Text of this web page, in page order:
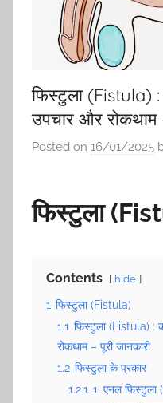
फिस्टुला (Fistula) :
उपचार और रोकथाम
Posted on 16/01/2025
फिस्टुला
Contents hide
1 फिस्टुला (Fistula)
1.1 फिस्टुला (Fistula) :
रोकथाम – पूरी जानकारी
1.2 फिस्टुला के प्रकार
1.2.1 1. एनल